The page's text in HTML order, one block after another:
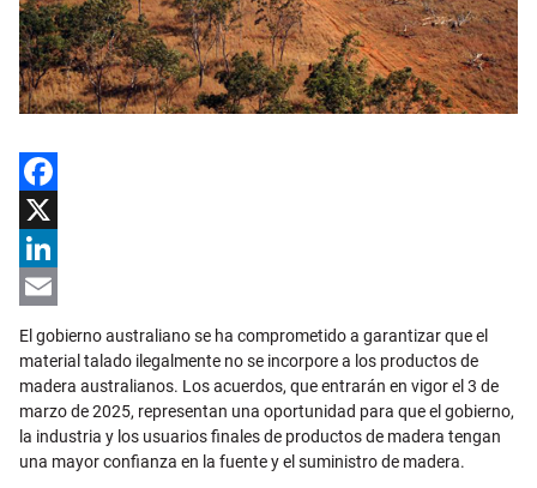
Facebook
X
LinkedIn
Email
El gobierno australiano se ha comprometido a garantizar que el
material talado ilegalmente no se incorpore a los productos de
madera australianos. Los acuerdos, que entrarán en vigor el 3 de
marzo de 2025, representan una oportunidad para que el gobierno,
la industria y los usuarios finales de productos de madera tengan
una mayor confianza en la fuente y el suministro de madera.